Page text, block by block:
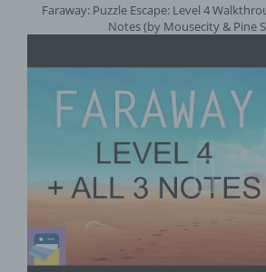
Faraway: Puzzle Escape: Level 4
Notes (by Mousecity & Pine